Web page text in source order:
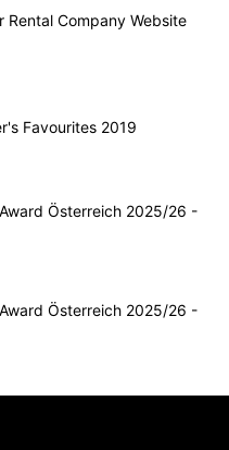
Rental Company Website
Favourites 2019
Österreich 2025/26 -
Österreich 2025/26 -